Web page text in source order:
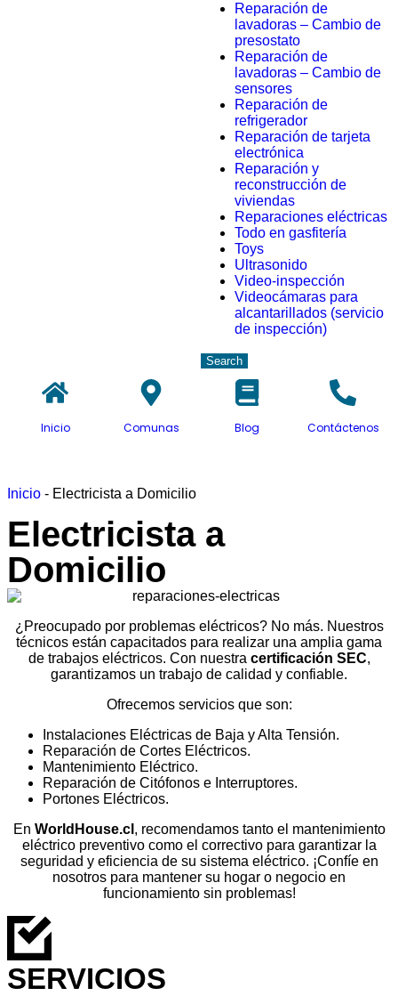
Reparación de
lavadoras – Cambio de
presostato
Reparación de
lavadoras – Cambio de
sensores
Reparación de
refrigerador
Reparación de tarjeta
electrónica
Reparación y
reconstrucción de
viviendas
Reparaciones eléctricas
Todo en gasfitería
Toys
Ultrasonido
Video-inspección
Videocámaras para
alcantarillados (servicio
de inspección)
Search
Inicio Comunas Blog Contáctenos
Inicio - Electricista a Domicilio
Electricista a
Domicilio
¿Preocupado por problemas eléctricos? No más. Nuestros
técnicos están capacitados para realizar una amplia gama
de trabajos eléctricos. Con nuestra certificación SEC,
garantizamos un trabajo de calidad y confiable.
Ofrecemos servicios que son:
Instalaciones Eléctricas de Baja y Alta Tensión.
Reparación de Cortes Eléctricos.
Mantenimiento Eléctrico.
Reparación de Citófonos e Interruptores.
Portones Eléctricos.
En WorldHouse.cl , recomendamos tanto el mantenimiento
eléctrico preventivo como el correctivo para garantizar la
seguridad y eficiencia de su sistema eléctrico. ¡Confíe en
nosotros para mantener su hogar o negocio en
funcionamiento sin problemas!
SERVICIOS